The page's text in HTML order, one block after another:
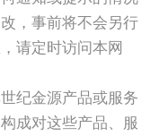
，事前将不会另行
请定时访问本网
纪金源产品或服务
成对这些产品、服